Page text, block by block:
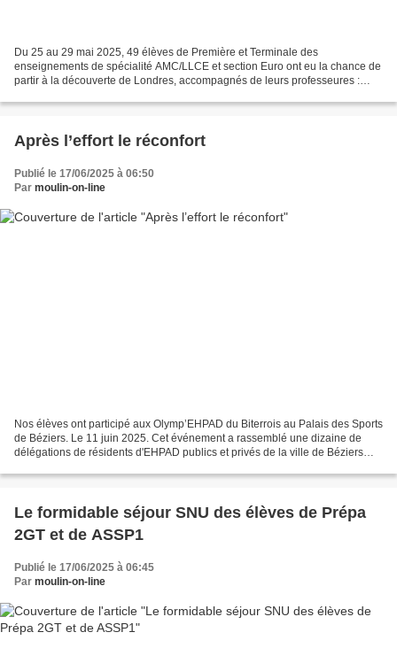
Du 25 au 29 mai 2025, 49 élèves de Première et Terminale des
enseignements de spécialité AMC/LLCE et section Euro ont eu la chance de
partir à la découverte de Londres, accompagnés de leurs professeures :
Après l’effort le réconfort
Publié le 17/06/2025 à 06:50
Par moulin-on-line
Nos élèves ont participé aux Olymp’EHPAD du Biterrois au Palais des Sports
de Béziers. Le 11 juin 2025. Cet événement a rassemblé une dizaine de
délégations de résidents d'EHPAD publics et privés de la ville de Béziers
Le formidable séjour SNU des élèves de Prépa
2GT et de ASSP1
Publié le 17/06/2025 à 06:45
Par moulin-on-line